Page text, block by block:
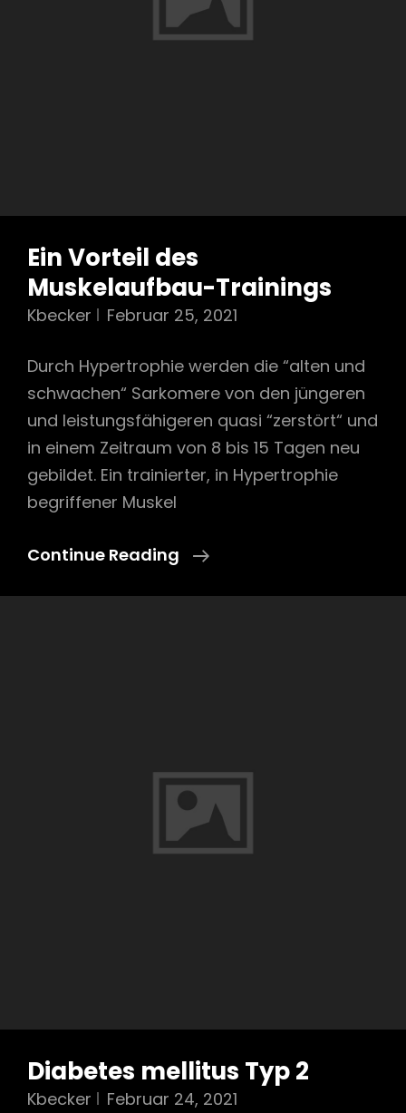
Ein Vorteil des
Muskelaufbau-Trainings
Kbecker Februar 25, 2021
Durch Hypertrophie werden die “alten und
schwachen“ Sarkomere von den jüngeren
und leistungsfähigeren quasi “zerstört“ und
in einem Zeitraum von 8 bis 15 Tagen neu
gebildet. Ein trainierter, in Hypertrophie
begriffener Muskel
Continue Reading
Ein
Diabetes mellitus Typ 2
Kbecker Februar 24, 2021